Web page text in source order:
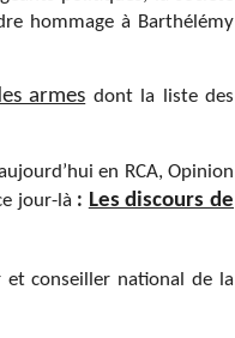
hommage à Barthélémy
armes dont la liste des
en RCA, Opinion
jour-là : Les discours de
et conseiller national de la